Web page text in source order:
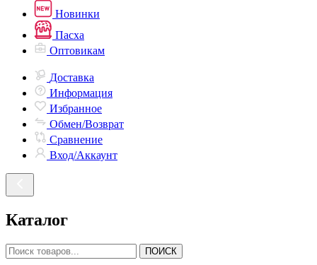
Новинки
Пасха
Оптовикам
Доставка
Информация
Избранное
Обмен/Возврат
Сравнение
Вход/Аккаунт
Каталог
ПОИСК